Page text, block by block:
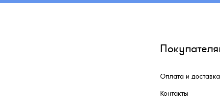
Оплата и доставка
Контакты